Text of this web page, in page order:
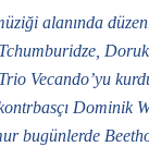
alanında
Vecando’yu
Dominik
bugünlerde